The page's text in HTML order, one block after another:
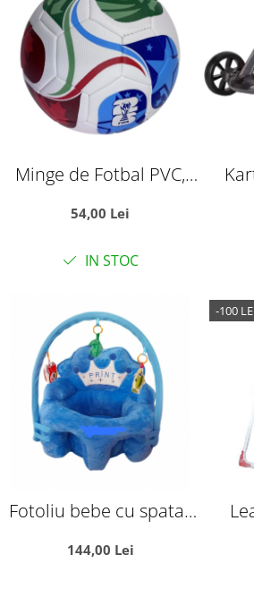
Minge de Fotbal PVC,
Campionatul Mondial
54,00 Lei
IN STOC
Fotoliu bebe cu spatar
din plus
144,00 Lei
-100